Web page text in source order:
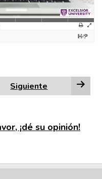
Siguiente
¡dé su opinión!